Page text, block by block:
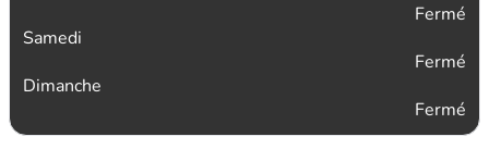
Fermé
Samedi
Fermé
Dimanche
Fermé